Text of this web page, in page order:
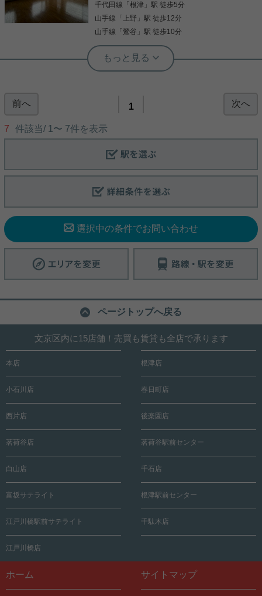
度、ご覧になってください ご興味のある方はお気軽
にお問い合わせください ご連絡お待ちしております
写真(9)
千代田線 「根津 」駅 徒歩5分
山手線 「 上野 」駅 徒歩12分
山手線 「鶯谷 」駅 徒歩10分
根津駅前センター（実用根津ホーム株式会社 根津駅前センター） スタ
ッフ佐藤
駅チカ☆南向きの２LDK☆楽器相談☆
です 居室・リビングすべての窓が南側にあります。
お部屋の使い方はあなた次第です この部屋に住んだ
是非一度、ご覧になってください ご興味のある方は
ります
写真(9)
前へ 1 次へ
7 件該当/ 1 〜 7件を表示
選択中の条件でお問い合わせ
ページトップへ戻る
文京区内に15店舗！売買も賃貸も全店で承ります
本店 根津店
小石川店 春日町店
西片店 後楽園店
茗荷谷店 茗荷谷駅前センター
白山店 千石店
富坂サテライト 根津駅前センター
江戸川橋駅前サテライト 千駄木店
江戸川橋店
ホーム サイトマップ